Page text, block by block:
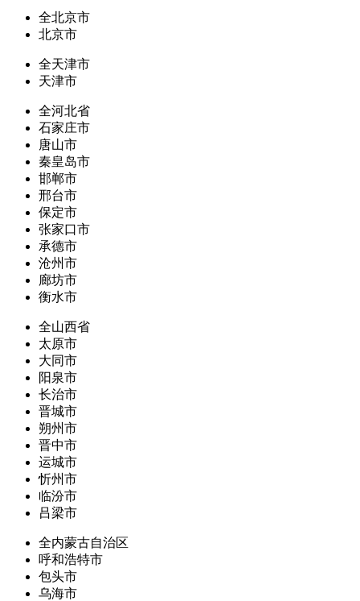
全北京市
北京市
全天津市
天津市
全河北省
石家庄市
唐山市
秦皇岛市
邯郸市
邢台市
保定市
张家口市
承德市
沧州市
廊坊市
衡水市
全山西省
太原市
大同市
阳泉市
长治市
晋城市
朔州市
晋中市
运城市
忻州市
临汾市
吕梁市
全内蒙古自治区
呼和浩特市
包头市
乌海市